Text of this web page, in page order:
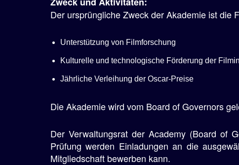
Der ursprüngliche Zweck der Akademie ist die
Unterstützung von Filmforschung
Kulturelle und technologische Förderung der
Jährliche Verleihung der Oscar-Preise
Die Akademie wird vom Board of Governors
Der Verwaltungsrat der Academy (Board of
Prüfung werden Einladungen an die
Mitgliedschaft bewerben kann.